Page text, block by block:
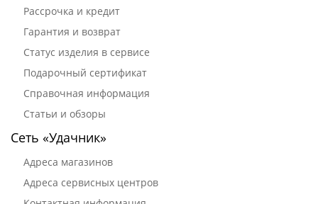
Рассрочка и кредит
Гарантия и возврат
Статус изделия в сервисе
Подарочный сертификат
Справочная информация
Статьи и обзоры
Сеть «Удачник»
Адреса магазинов
Адреса сервисных центров